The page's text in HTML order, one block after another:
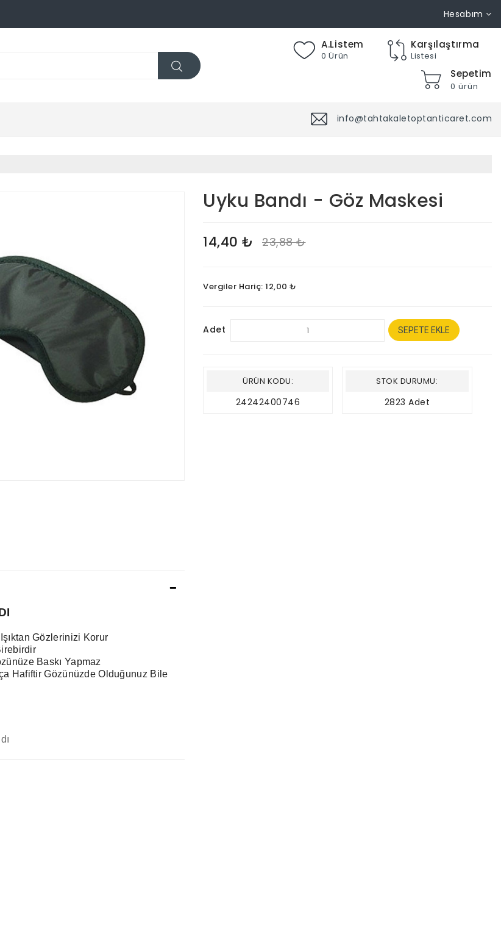
Hesabım
A.Listem
0 Ürün
Karşılaştırma
Listesi
Sepetim
0 ürün
info@tahtakaletoptanticaret.com
Gözlerinizi Korur
Baskı Yapmaz
Hafiftir Gözünüzde Olduğunuz Bile
Uyku Bandı - Göz Maskesi
14,40 ₺ 23,88 ₺
Vergiler Hariç: 12,00 ₺
Adet SEPETE EKLE
ÜRÜN KODU:
24242400746
STOK DURUMU:
2823 Adet